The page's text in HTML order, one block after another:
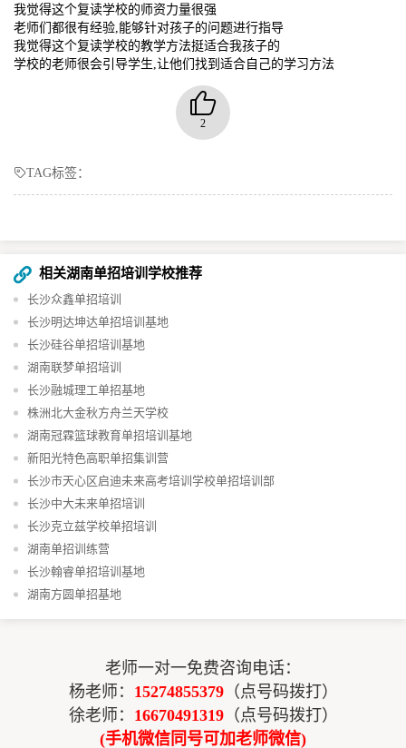
我觉得这个复读学校的师资力量很强
老师们都很有经验,能够针对孩子的问题进行指导
我觉得这个复读学校的教学方法挺适合我孩子的
学校的老师很会引导学生,让他们找到适合自己的学习方法
2
TAG标签：
相关湖南单招培训学校推荐
长沙众鑫单招培训
长沙明达坤达单招培训基地
长沙硅谷单招培训基地​
湖南联梦单招培训
长沙融城理工单招基地
株洲北大金秋方舟兰天学校
湖南冠霖篮球教育单招培训基地
新阳光特色高职单招集训营
长沙市天心区启迪未来高考培训学校单招培训部
长沙中大未来单招培训
长沙克立兹学校单招培训
湖南单招训练营
长沙翰睿单招培训基地
湖南方圆单招基地
老师一对一免费咨询电话：
杨老师： 15274855379（点号码拨打）
徐老师： 16670491319（点号码拨打）
(手机微信同号可加老师微信)